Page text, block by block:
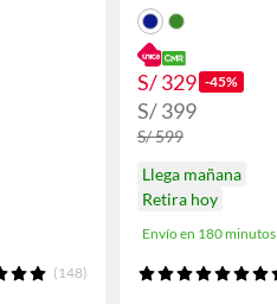
(148)
S/ 329 -45%
S/ 399
S/ 599
Llega mañana
Retira hoy
Envío en 180 minutos